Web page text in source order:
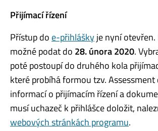
Přijímací řízení
Přístup do e-přihláškyje nyní
možné podat do 28. února 2020.
poté postoupí do druhého kola
které probíhá formou tzv. Assessment
informací o přijímacím řízení a
musí uchazeč k přihlášce doložit,
webových stránkách programu.